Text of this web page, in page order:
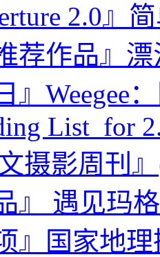
2.0』
荐作品』
』Weegee
List for
文摄影周刊
』 遇见玛
』国家地